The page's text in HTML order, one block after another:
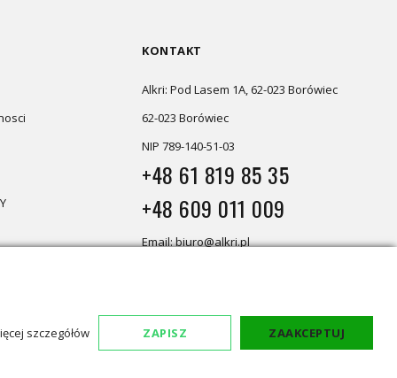
KONTAKT
Alkri: Pod Lasem 1A, 62-023 Borówiec
62-023 Borówiec
NIP 789-140-51-03
+48 61 819 85 35
+48 609 011 009
Email: biuro@alkri.pl
Biuro: Pod Lasem 1A, 62-023 Borówiec
szczegółów ZAPISZ ZAAKCEPTUJ